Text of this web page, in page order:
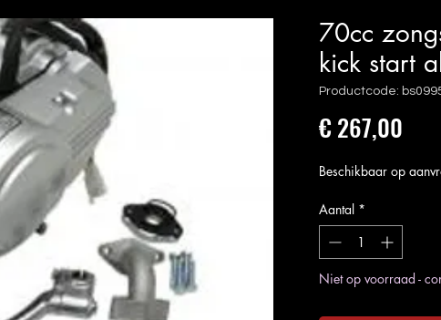
70cc
kick start
Productcode:
€ 267,00
Beschikbaar op
Aantal *
Niet op voorraad -